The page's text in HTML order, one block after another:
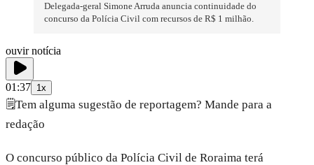
Delegada-geral Simone Arruda anuncia continuidade do
concurso da Polícia Civil com recursos de R$ 1 milhão.
ouvir notícia
01:37 1x
🗒️Tem alguma sugestão de reportagem? Mande para a
redação
O concurso público da Polícia Civil de Roraima terá